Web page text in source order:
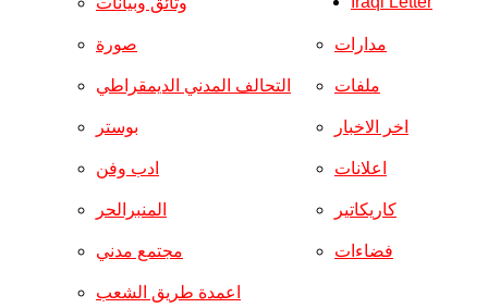
صورة
التحالف المدني الديمقراطي
بوستر
ادب وفن
المنبرالحر
مجتمع مدني
مدارات
ملفات
اخر الاخبار
اعلانات
كاريكاتير
فضاءات
اعمدة طريق الشعب